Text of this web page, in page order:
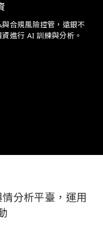
合規風險控管，遠銀不
進行 AI 訓練與分析。
分析平臺，運用